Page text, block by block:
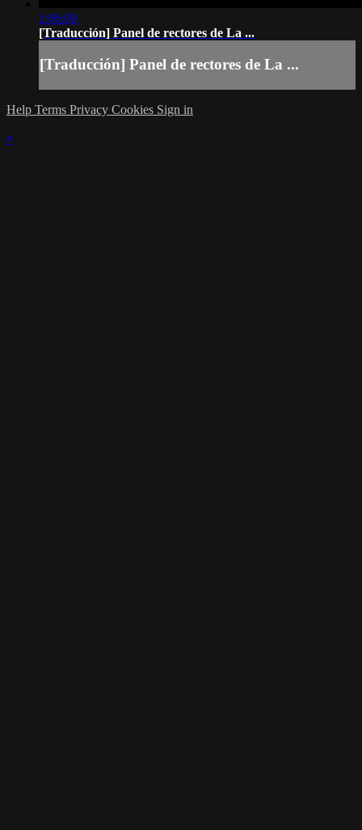
1:06:00
[Traducción] Panel de rectores de La ...
[Traducción] Panel de rectores de La ...
Help Terms Privacy Cookies Sign in
×